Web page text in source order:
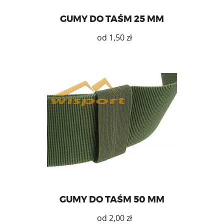
GUMY DO TAŚM 25 MM
zł
wariantów.
Opcje
można
wybrać
na
stronie
produktu
Gumy do organizacji taśm o szerokości 50 mm.
GUMY DO TAŚM 50 MM
zł